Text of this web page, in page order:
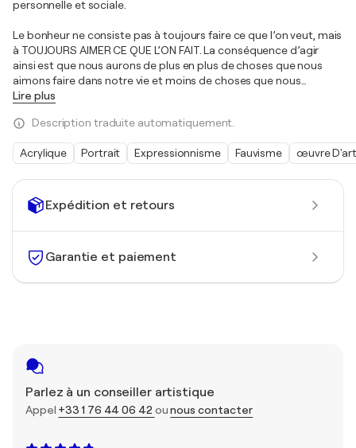
Expédition et retours
Garantie et paiement
Parlez à un conseiller artistique
Appel +33 1 76 44 06 42ounous contacter
personnelle et sociale.
Le bonheur ne consiste pas à toujours faire ce que l’on veut, mais
à TOUJOURS AIMER CE QUE L’ON FAIT. La conséquence d’agir
ainsi est que nous aurons de plus en plus de choses que nous
aimons faire dans notre vie et moins de choses que nous…
Lire plus
Description traduite automatiquement.
Acrylique Portrait Expressionnisme Fauvisme œuvre D'art